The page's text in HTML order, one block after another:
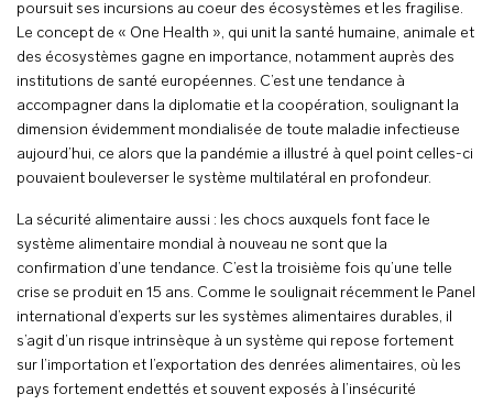
poursuit ses incursions au coeur des écosystèmes et les fragilise.
Le concept de « One Health », qui unit la santé humaine, animale et
des écosystèmes gagne en importance, notamment auprès des
institutions de santé européennes. C’est une tendance à
accompagner dans la diplomatie et la coopération, soulignant la
dimension évidemment mondialisée de toute maladie infectieuse
aujourd’hui, ce alors que la pandémie a illustré à quel point celles-ci
pouvaient bouleverser le système multilatéral en profondeur.
La sécurité alimentaire aussi : les chocs auxquels font face le
système alimentaire mondial à nouveau ne sont que la
confirmation d’une tendance. C’est la troisième fois qu’une telle
crise se produit en 15 ans. Comme le soulignait récemment le Panel
international d’experts sur les systèmes alimentaires durables, il
s’agit d’un risque intrinsèque à un système qui repose fortement
sur l’importation et l’exportation des denrées alimentaires, où les
pays fortement endettés et souvent exposés à l’insécurité